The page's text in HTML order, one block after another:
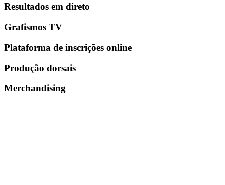
Resultados em direto
Grafismos TV
Plataforma de inscrições online
Produção dorsais
Merchandising